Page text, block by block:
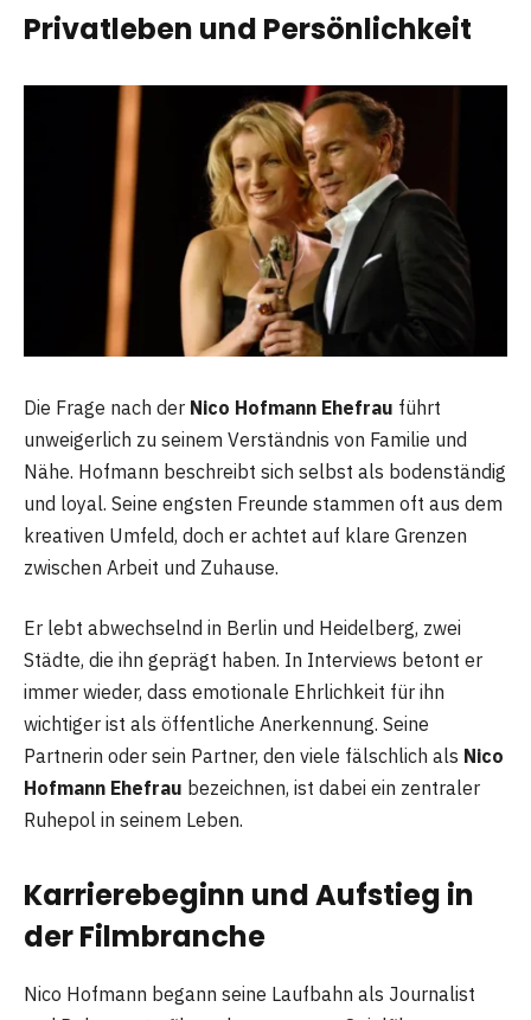
Privatleben und Persönlichkeit
Die Frage nach der Nico Hofmann Ehefrau führt
unweigerlich zu seinem Verständnis von Familie und
Nähe. Hofmann beschreibt sich selbst als bodenständig
und loyal. Seine engsten Freunde stammen oft aus dem
kreativen Umfeld, doch er achtet auf klare Grenzen
zwischen Arbeit und Zuhause.
Er lebt abwechselnd in Berlin und Heidelberg, zwei
Städte, die ihn geprägt haben. In Interviews betont er
immer wieder, dass emotionale Ehrlichkeit für ihn
wichtiger ist als öffentliche Anerkennung. Seine
Partnerin oder sein Partner, den viele fälschlich als Nico
Hofmann Ehefrau bezeichnen, ist dabei ein zentraler
Ruhepol in seinem Leben.
Karrierebeginn und Aufstieg in
der Filmbranche
Nico Hofmann begann seine Laufbahn als Journalist